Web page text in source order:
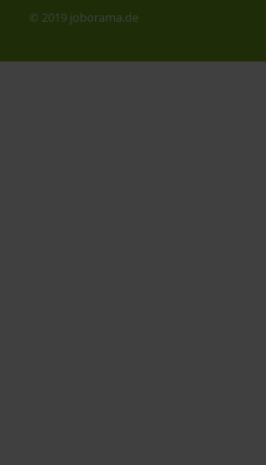
© 2019 joborama.de